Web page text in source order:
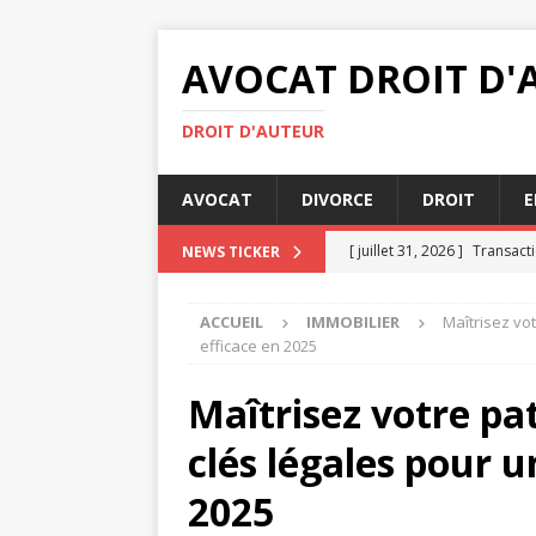
AVOCAT DROIT
DROIT D'AUTEUR
AVOCAT DIVORCE DROIT
NEWS TICKER [ juillet 31, 2026 ]
[ juillet 27, 2026 ] Rédiger
[ juillet 26, 2026 ]
IMMOBILIER
ACCUEIL IMMOBILIER
Maîtrisez
efficace en 2025
Maîtrisez votre
clés légales pour
2025